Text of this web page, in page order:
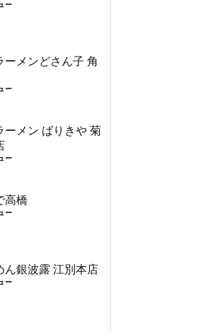
ー
ーメンどさん子 角
ー
ーメン ばりきや 菊
ー
高橋
ー
ん銀波露 江別本店
ー